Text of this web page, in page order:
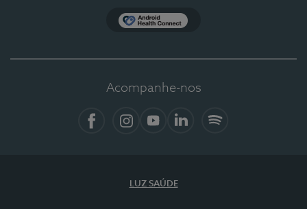
Acompanhe-nos
LUZ SAÚDE